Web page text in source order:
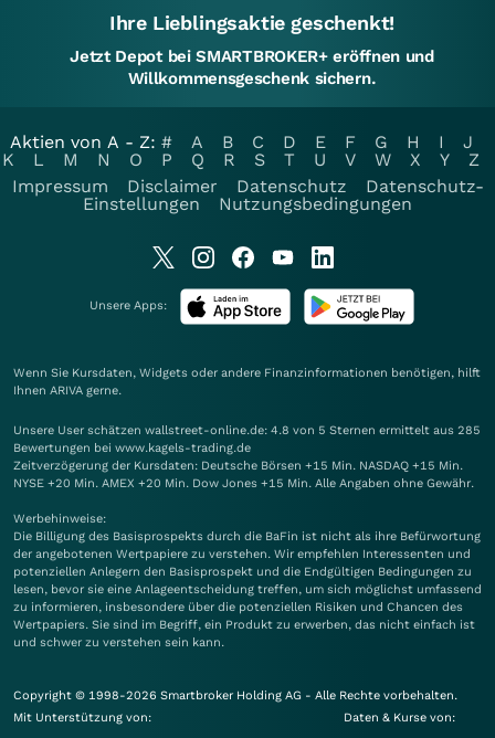
Ihre Lieblingsaktie geschenkt!
Jetzt Depot bei SMARTBROKER+ eröffnen und
Willkommensgeschenk sichern.
Aktien von A - Z: # A B C D E F G H I
J
K
L M N O P Q R S T U V W X Y
Z
Impressum
Disclaimer Datenschutz
Datenschutz-
Einstellungen
Nutzungsbedingungen
Unsere Apps:
Wenn Sie Kursdaten, Widgets oder andere Finanzinformationen benötigen, hilft
Ihnen ARIVA gerne.
Unsere User schätzen wallstreet-online.de: 4.8 von 5 Sternen ermittelt aus 285
Bewertungen bei www.kagels-trading.de
Zeitverzögerung der Kursdaten: Deutsche Börsen +15 Min. NASDAQ +15 Min.
NYSE +20 Min. AMEX +20 Min. Dow Jones +15 Min. Alle Angaben ohne Gewähr.
Werbehinweise:
Die Billigung des Basisprospekts durch die BaFin ist nicht als ihre Befürwortung
der angebotenen Wertpapiere zu verstehen. Wir empfehlen Interessenten und
potenziellen Anlegern den Basisprospekt und die Endgültigen Bedingungen zu
lesen, bevor sie eine Anlageentscheidung treffen, um sich möglichst umfassend
zu informieren, insbesondere über die potenziellen Risiken und Chancen des
Wertpapiers. Sie sind im Begriff, ein Produkt zu erwerben, das nicht einfach ist
und schwer zu verstehen sein kann.
Copyright © 1998-2026 Smartbroker Holding AG - Alle Rechte vorbehalten.
Mit Unterstützung von:
Daten & Kurse von: